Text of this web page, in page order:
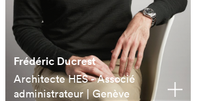
Frédéric Ducrest
Architecte HES - Associé
administrateur | Genève